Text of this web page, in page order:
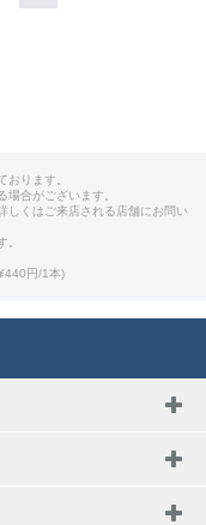
おります。
場合がございます。
しくはご来店される店舗にお問い
。
円/1本)